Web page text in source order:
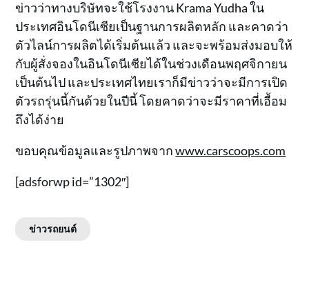
ข่าวว่าทางบริษัทจะใช้โรงงาน Krama Yudha ใน
ประเทศอินโดนีเซียเป็นฐานการผลิตหลัก และคาดว่า
ตัวไลน์การผลิตได้เริ่มต้นแล้ว และจะพร้อมส่งมอบให้
กับผู้สั่งจองในอินโดนีเซียได้ในช่วงเดือนพฤศจิกายน
เป็นต้นไป และประเทศไทยเราก็มีข่าวว่าจะมีการเปิด
ตัวรถรุ่นนี้กันด้วยในปีนี้ โดยคาดว่าจะมีราคาที่เอื้อม
ถึงได้ง่าย
ขอบคุณข้อมูลและรูปภาพจากwww.carscoops.com
[adsforwp id=”1302″]
ข่าวรถยนต์